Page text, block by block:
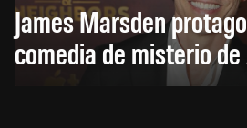
James Marsden
comedia de misterio de